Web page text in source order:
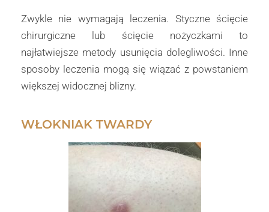
Zwykle nie wymagają leczenia. Styczne ścięcie
chirurgiczne lub ścięcie nożyczkami to
najłatwiejsze metody usunięcia dolegliwości. Inne
sposoby leczenia mogą się wiązać z powstaniem
większej widocznej blizny.
WŁOKNIAK TWARDY